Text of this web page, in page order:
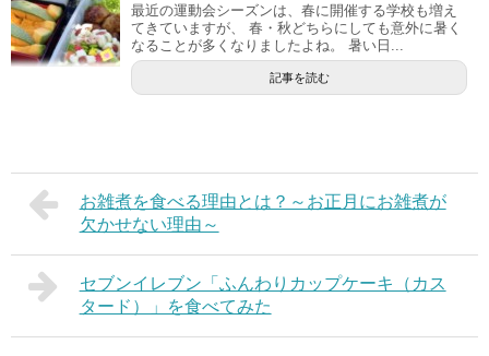
最近の運動会シーズンは、春に開催する学校も増え
てきていますが、 春・秋どちらにしても意外に暑く
なることが多くなりましたよね。 暑い日...
記事を読む
お雑煮を食べる理由とは？～お正月にお雑煮が
欠かせない理由～
セブンイレブン「ふんわりカップケーキ（カス
タード）」を食べてみた